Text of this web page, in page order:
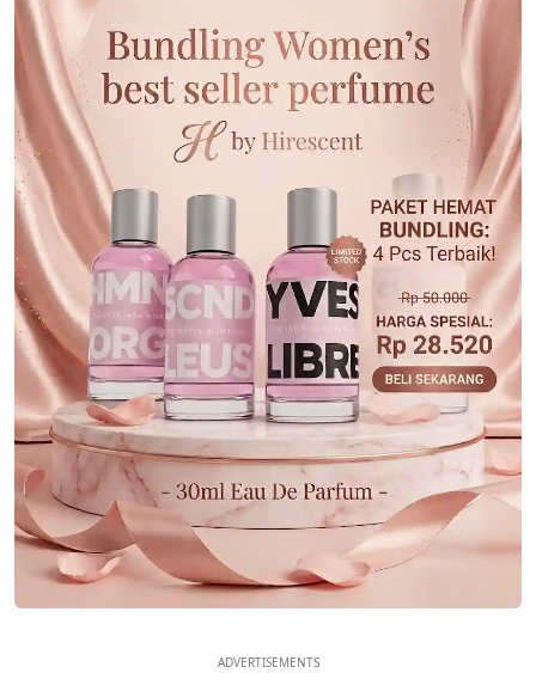
ADVERTISEMENTS